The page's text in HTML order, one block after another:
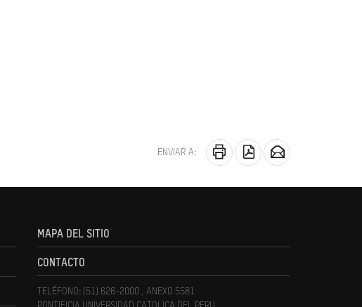
ENVIAR A:
MAPA DEL SITIO
CONTACTO
TELÉFONO: (51) 626-2000 , ANEXO 5581